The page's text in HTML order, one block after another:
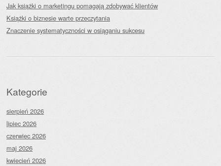
Jak książki o marketingu pomagają zdobywać klientów
Książki o biznesie warte przeczytania
Znaczenie systematyczności w osiąganiu sukcesu
Kategorie
sierpień 2026
lipiec 2026
czerwiec 2026
maj 2026
kwiecień 2026